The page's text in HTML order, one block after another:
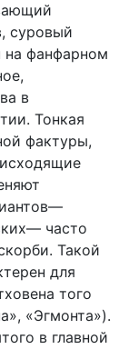
суровый
на фанфарном
в
Тонкая
фактуры,
часто
Та­кой
для
того
«Эгмонта»).
в главной